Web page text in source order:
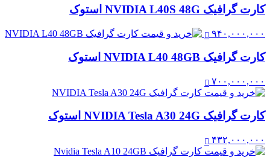
کارت گرافیک NVIDIA L40S 48G استوک
۹۴۰,۰۰۰,۰۰۰
کارت گرافیک NVIDIA L40 48GB استوک
۷۰۰,۰۰۰,۰۰۰
کارت گرافیک NVIDIA Tesla A30 24G استوک
۴۳۲,۰۰۰,۰۰۰